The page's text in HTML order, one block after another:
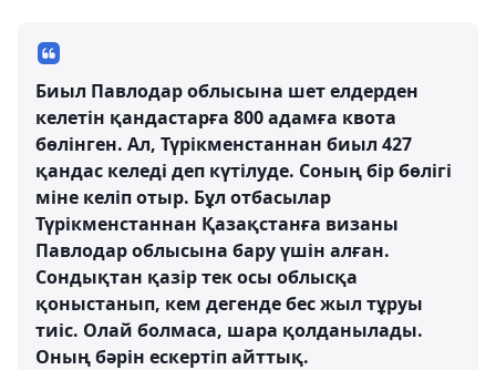
Биыл Павлодар облысына шет елдерден
келетін қандастарға 800 адамға квота
бөлінген. Ал, Түрікменстаннан биыл 427
қандас келеді деп күтілуде. Соның бір бөлігі
міне келіп отыр. Бұл отбасылар
Түрікменстаннан Қазақстанға визаны
Павлодар облысына бару үшін алған.
Сондықтан қазір тек осы облысқа
қоныстанып, кем дегенде бес жыл тұруы
тиіс. Олай болмаса, шара қолданылады.
Оның бәрін ескертіп айттық.